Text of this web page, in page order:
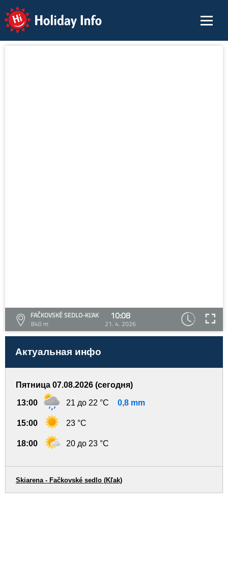
Holiday Info
FAČKOVSKÉ SEDLO-KĽAK
840 m
10:08
21. 4. 2026
Актуальная инфо
Пятница 07.08.2026 (сегодня)
13:00 21 до 22 °C 0,8 mm
15:00 23 °C
18:00 20 до 23 °C
Skiarena - Fačkovské sedlo (Kľak)